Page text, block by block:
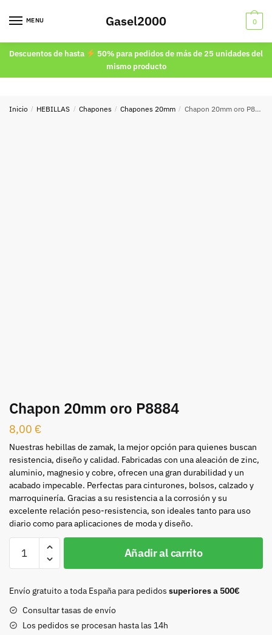
MENU Gasel2000 0
Descuentos de hasta
50% para pedidos de más de 25 unidades del
mismo producto
Inicio / HEBILLAS / Chapones / Chapones 20mm / Chapon 20mm oro P8884
Chapon 20mm oro P8884
8,00 €
Nuestras hebillas de zamak, la mejor opción para quienes buscan
resistencia, diseño y calidad. Fabricadas con una aleación de zinc,
aluminio, magnesio y cobre, ofrecen una gran durabilidad y un
acabado impecable. Perfectas para cinturones, bolsos, calzado y
marroquinería. Gracias a su resistencia a la corrosión y su
excelente relación peso-resistencia, son ideales tanto para uso
diario como para aplicaciones de moda y diseño.
20mm
P8884
Añadir al carrito
Envío gratuito a toda España para pedidos superiores a 500€
Consultar tasas de envío
Los pedidos se procesan hasta las 14h